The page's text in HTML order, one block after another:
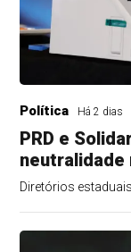
Política Há 2 dias
PRD e
neutralidade
Diretórios